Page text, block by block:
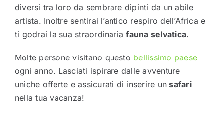
diversi tra loro da sembrare dipinti da un abile
artista. Inoltre sentirai l’antico respiro dell’Africa e
ti godrai la sua straordinariafauna selvatica.
Molte persone visitano questo bellissimo paese
ogni anno. Lasciati ispirare dalle avventure
uniche offerte e assicurati di inserire unsafari
nella tua vacanza!